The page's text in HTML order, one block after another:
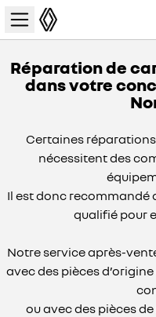
Réparation de
dans votre
Certaines
nécessitent des
Il est donc recommandé
qualifié pour
Notre service après-
avec des pièces
ou avec des pièces